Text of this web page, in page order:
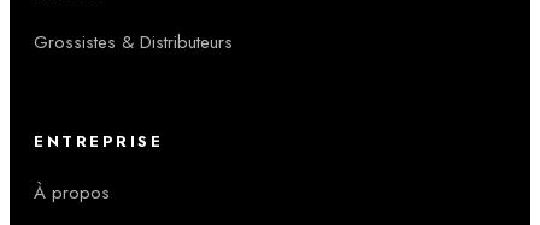
Grossistes & Distributeurs
ENTREPRISE
À propos